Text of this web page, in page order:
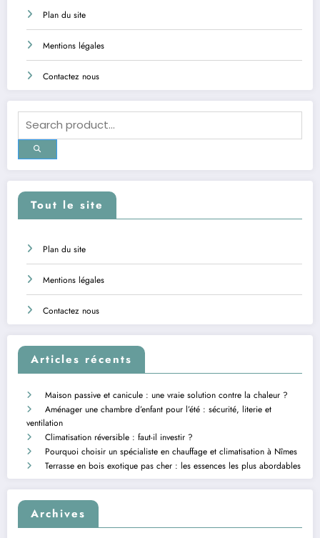
Plan du site
Mentions légales
Contactez nous
Tout le site
Plan du site
Mentions légales
Contactez nous
Articles récents
Maison passive et canicule : une vraie solution contre la chaleur ?
Aménager une chambre d’enfant pour l’été : sécurité, literie et
ventilation
Climatisation réversible : faut-il investir ?
Pourquoi choisir un spécialiste en chauffage et climatisation à Nîmes
Terrasse en bois exotique pas cher : les essences les plus abordables
Archives